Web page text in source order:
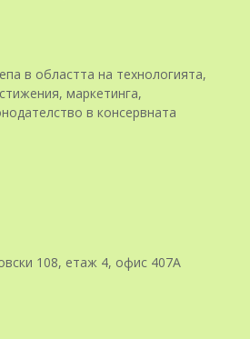
в областта на технологията,
маркетинга,
в консервната
108, етаж 4, офис 407А